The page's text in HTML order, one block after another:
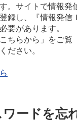
。サイトで情報発
録し、『情報発信
要があります。
ちらから」をご覧
ださい。
ードを忘